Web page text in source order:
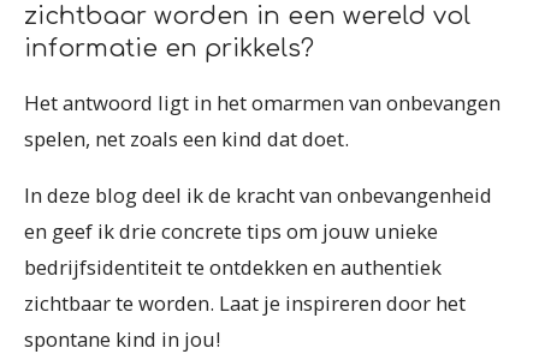
zichtbaar worden in een wereld vol
informatie en prikkels?
Het antwoord ligt in het omarmen van onbevangen
spelen, net zoals een kind dat doet.
In deze blog deel ik de kracht van onbevangenheid
en geef ik drie concrete tips om jouw unieke
bedrijfsidentiteit te ontdekken en authentiek
zichtbaar te worden. Laat je inspireren door het
spontane kind in jou!